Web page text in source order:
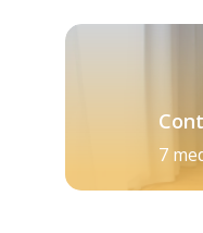
7